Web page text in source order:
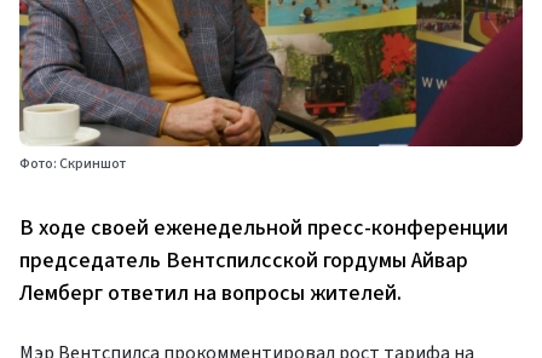
Фото: Скриншот
В ходе своей еженедельной пресс-конференции
председатель Вентспилсской гордумы Айвар
Лемберг ответил на вопросы жителей.